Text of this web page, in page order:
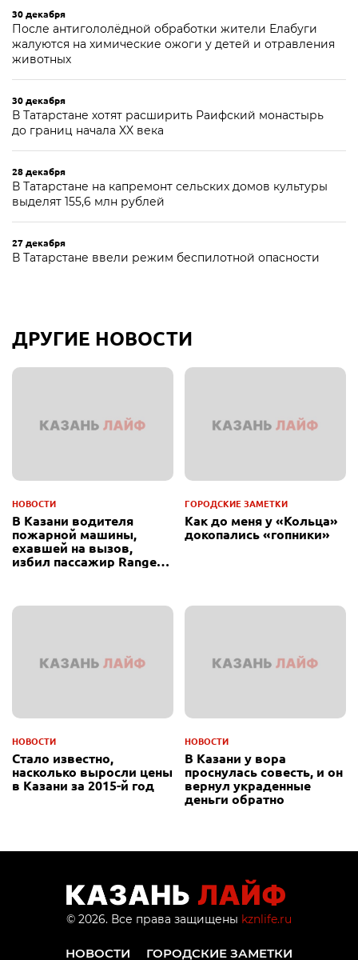
30 декабря
После антигололёдной обработки жители Елабуги
жалуются на химические ожоги у детей и отравления
животных
30 декабря
В Татарстане хотят расширить Раифский монастырь
до границ начала XX века
28 декабря
В Татарстане на капремонт сельских домов культуры
выделят 155,6 млн рублей
27 декабря
В Татарстане ввели режим беспилотной опасности
ДРУГИЕ НОВОСТИ
НОВОСТИ
В Казани водителя
пожарной машины,
ехавшей на вызов,
избил пассажир Range
ГОРОДСКИЕ ЗАМЕТКИ
Как до меня у «Кольца»
докопались «гопники»
НОВОСТИ
Стало известно,
насколько выросли цены
в Казани за 2015-й год
НОВОСТИ
В Казани у вора
проснулась совесть, и он
вернул украденные
деньги обратно
© 2026. Все права защищены kznlife.ru
НОВОСТИ ГОРОДСКИЕ ЗАМЕТКИ